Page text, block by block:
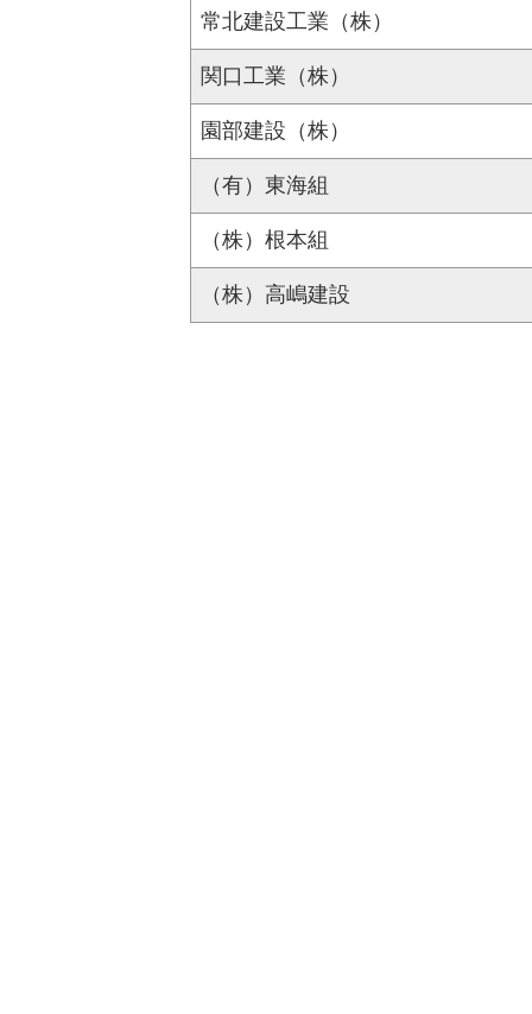
常北建設工業（株）
関口工業（株）
園部建設（株）
（有）東海組
（株）根本組
（株）高嶋建設